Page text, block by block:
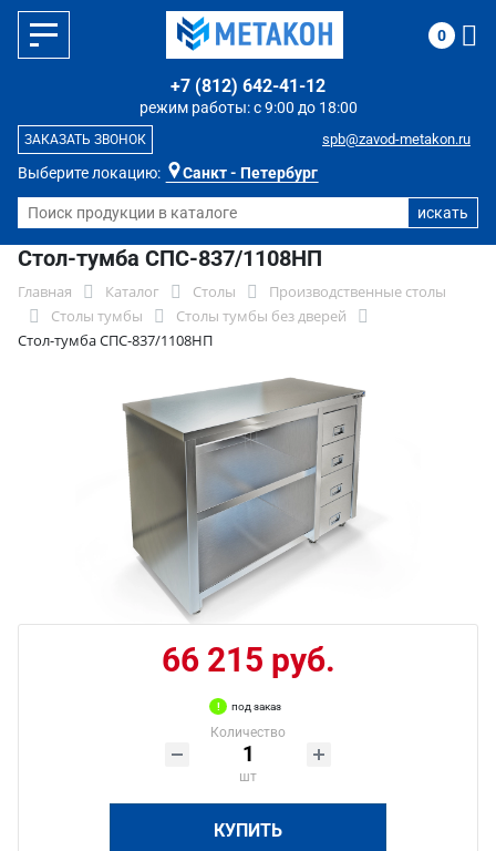
Выберите локацию: Санкт - Петербург
режим работы: с 9:00 до 18:00
+7 (812) 642-41-12
spb@zavod-metakon.ru
ЗАКАЗАТЬ ЗВОНОК
0
Стол-тумба СПС-837/1108НП
Главная Каталог Столы
Производственные столы
Столы тумбы
Столы тумбы без дверей
Стол-тумба СПС-837/1108НП
66 215 руб.
под заказ
Количество
шт
КУПИТЬ